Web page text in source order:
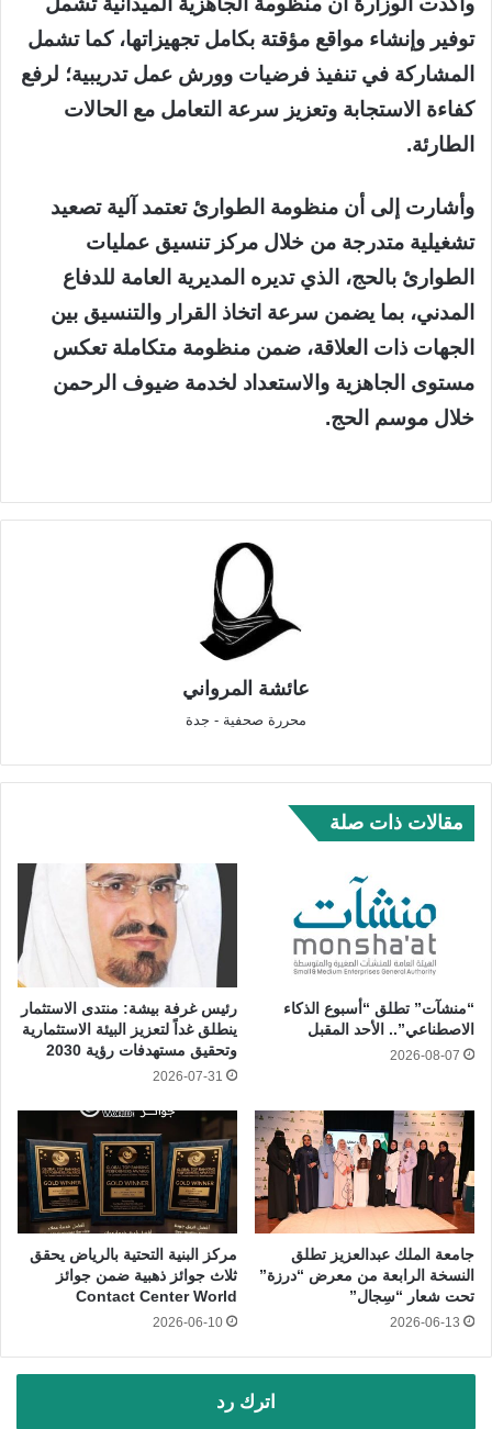
توفير وإنشاء مواقع مؤقتة بكامل تجهيزاتها، كما تشمل
المشاركة في تنفيذ فرضيات وورش عمل تدريبية؛ لرفع
كفاءة الاستجابة وتعزيز سرعة التعامل مع الحالات
الطارئة.
وأشارت إلى أن منظومة الطوارئ تعتمد آلية تصعيد
تشغيلية متدرجة من خلال مركز تنسيق عمليات
الطوارئ بالحج، الذي تديره المديرية العامة للدفاع
المدني، بما يضمن سرعة اتخاذ القرار والتنسيق بين
الجهات ذات العلاقة، ضمن منظومة متكاملة تعكس
مستوى الجاهزية والاستعداد لخدمة ضيوف الرحمن
خلال موسم الحج.
عائشة المرواني
محررة صحفية - جدة
مقالات ذات صلة
“منشآت” تطلق “أسبوع الذكاء
الاصطناعي”.. الأحد المقبل
2026-08-07
رئيس غرفة بيشة: منتدى الاستثمار
ينطلق غداً لتعزيز البيئة الاستثمارية
وتحقيق مستهدفات رؤية 2030
2026-07-31
جامعة الملك عبدالعزيز تطلق
النسخة الرابعة من معرض “درزة”
تحت شعار “سِجال”
2026-06-13
مركز البنية التحتية بالرياض يحقق
ثلاث جوائز ذهبية ضمن جوائز
Contact Center World
2026-06-10
اترك رد